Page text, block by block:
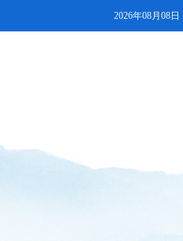
2026年08月08日